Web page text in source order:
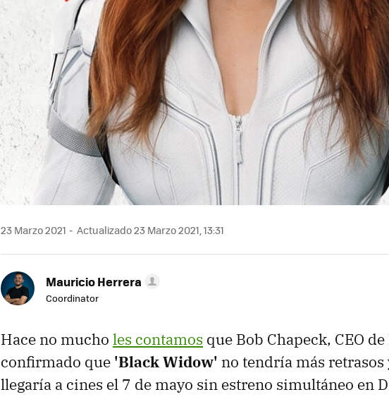
23 Marzo 2021 Actualizado 23 Marzo 2021, 13:31
Mauricio Herrera
Coordinator
Hace no mucho les contamos que Bob Chapeck, CEO
confirmado que 'Black Widow' no tendría más
llegaría a cines el 7 de mayo sin estreno simultáneo en